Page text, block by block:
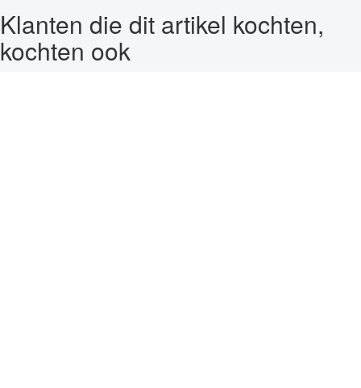
Klanten die dit artikel kochten,
kochten ook